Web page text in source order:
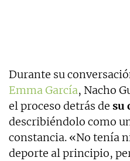
Durante su
Emma García, Nacho
el proceso detrás de su
describiéndolo como
constancia. «No tenía
deporte al principio,